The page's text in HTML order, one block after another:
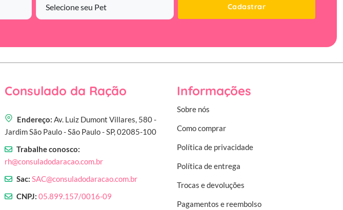
Cadastrar
Consulado da Ração
Endereço: Av. Luiz Dumont Villares, 580 -
Jardim São Paulo - São Paulo - SP, 02085-100
Trabalhe conosco:
rh@consuladodaracao.com.br
Sac: SAC@consuladodaracao.com.br
CNPJ: 05.899.157/0016-09
Informações
Sobre nós
Como comprar
Política de privacidade
Política de entrega
Trocas e devoluções
Pagamentos e reembolso